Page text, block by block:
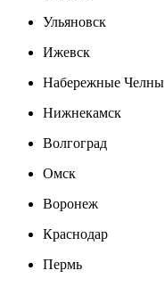
Ульяновск
Ижевск
Набережные Челны
Нижнекамск
Волгоград
Омск
Воронеж
Краснодар
Пермь